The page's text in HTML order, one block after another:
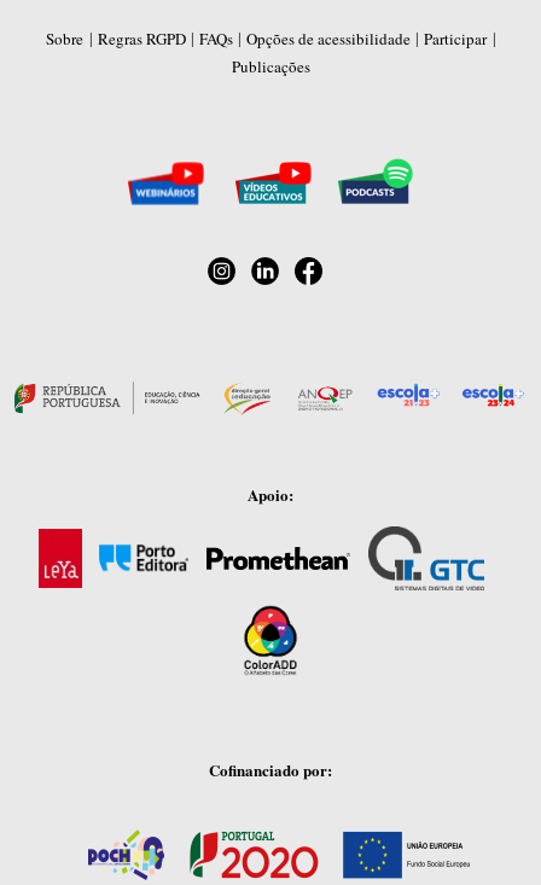
Sobre | Regras RGPD| FAQs| Opções de acessibilidade| Participar|
Publicações
Apoio:
Cofinanciado por: